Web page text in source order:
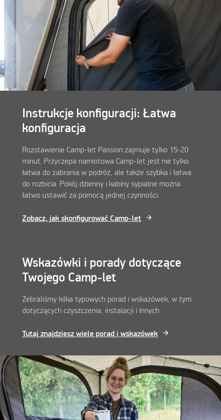
Instrukcje konfiguracji: Łatwa
konfiguracja
Rozstawienie Camp-let Passion zajmuje tylko 15-20
minut. Przyczepa namiotowa Camp-let jest nie tylko
łatwa do zabrania w podróż, ale także szybka i łatwa
do rozbicia. Pokój dzienny i kabiny sypialne można
łatwo ustawić za pomocą jednej czynności.
Zobacz, jak skonfigurować Camp-let
Wskazówki i porady dotyczące
Twojego Camp-let
Zebraliśmy kilka typowych porad i wskazówek, w tym
dotyczących czyszczenia, instalacji i innych.
Tutaj znajdziesz wiele porad i wskazówek